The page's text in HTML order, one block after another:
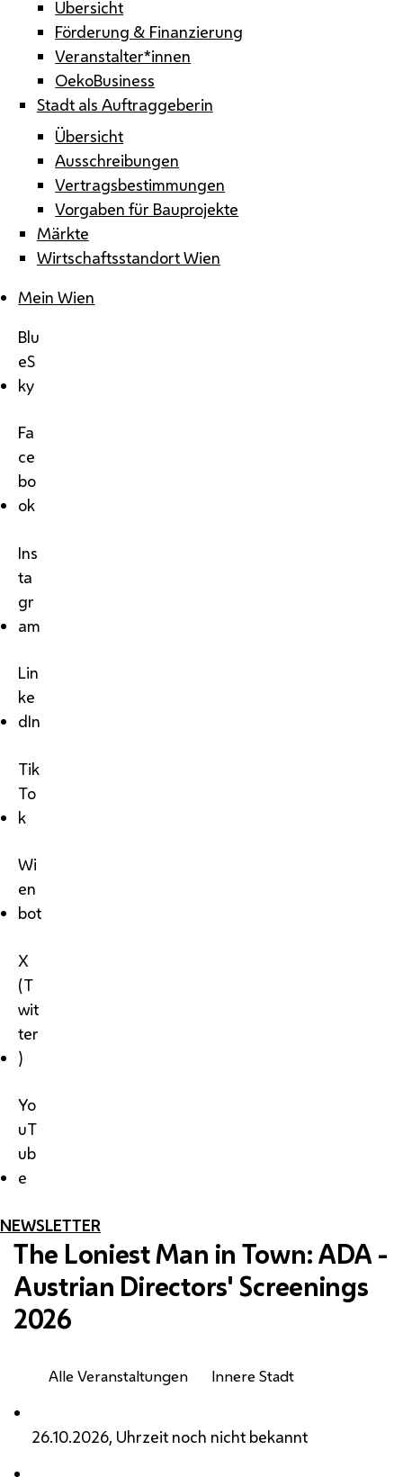
Übersicht
Förderung & Finanzierung
Veranstalter*innen
OekoBusiness
Stadt als Auftraggeberin
Übersicht
Ausschreibungen
Vertragsbestimmungen
Vorgaben für Bauprojekte
Märkte
Wirtschaftsstandort Wien
Mein Wien
Blu
eS
ky
Fa
ce
bo
ok
Ins
ta
gr
am
Lin
ke
dIn
Tik
To
k
Wi
en
bot
X
(T
wit
ter
)
Yo
uT
ub
e
NEWSLETTER
The Loniest Man in Town: ADA -
Austrian Directors' Screenings
2026
Alle Veranstaltungen Innere Stadt
26.10.2026, Uhrzeit noch nicht bekannt